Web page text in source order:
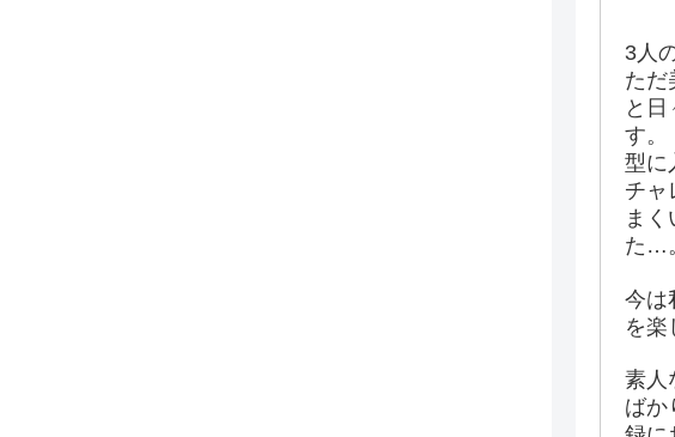
3人
ただ
と
す。
型に
チャ
ま
た…
今は
を楽
素人
ばか